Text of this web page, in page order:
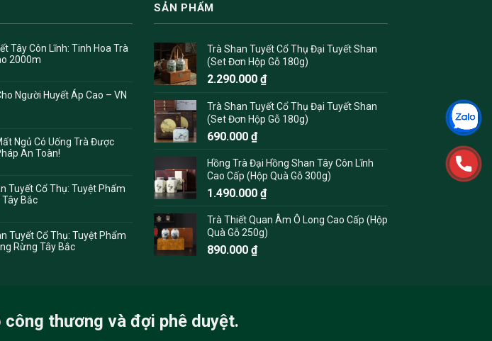
Tây Côn Lĩnh: Tinh Hoa Trà
2000m
Người Huyết Áp Cao – VN
Ngủ Có Uống Trà Được
An Toàn!
Tuyết Cổ Thụ: Tuyệt Phẩm
Tây Bắc
Tuyết Cổ Thụ: Tuyệt Phẩm
Rừng Tây Bắc
SẢN PHẨM
Trà Shan Tuyết Cổ Thụ Đại Tuyết Shan
(Set Đơn Hộp Gỗ 180g)
2.290.000 ₫
Trà Shan Tuyết Cổ Thụ Đại Tuyết Shan
(Set Đơn Hộp Gỗ 180g)
690.000 ₫
Hồng Trà Đại Hồng Shan Tây Côn Lĩnh
Cao Cấp (Hộp Quà Gỗ 300g)
1.490.000 ₫
Trà Thiết Quan Âm Ô Long Cao Cấp (Hộp
Quà Gỗ 250g)
890.000 ₫
thương và đợi phê duyệt.